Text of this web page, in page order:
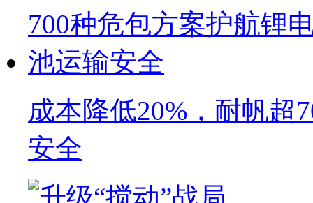
成本降低20%，耐帆超
安全